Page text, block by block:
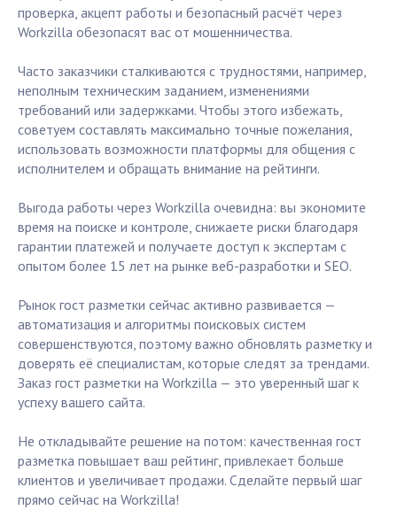
проверка, акцепт работы и безопасный расчёт через
Workzilla обезопасят вас от мошенничества.
Часто заказчики сталкиваются с трудностями, например,
неполным техническим заданием, изменениями
требований или задержками. Чтобы этого избежать,
советуем составлять максимально точные пожелания,
использовать возможности платформы для общения с
исполнителем и обращать внимание на рейтинги.
Выгода работы через Workzilla очевидна: вы экономите
время на поиске и контроле, снижаете риски благодаря
гарантии платежей и получаете доступ к экспертам с
опытом более 15 лет на рынке веб-разработки и SEO.
Рынок гост разметки сейчас активно развивается —
автоматизация и алгоритмы поисковых систем
совершенствуются, поэтому важно обновлять разметку и
доверять её специалистам, которые следят за трендами.
Заказ гост разметки на Workzilla — это уверенный шаг к
успеху вашего сайта.
Не откладывайте решение на потом: качественная гост
разметка повышает ваш рейтинг, привлекает больше
клиентов и увеличивает продажи. Сделайте первый шаг
прямо сейчас на Workzilla!